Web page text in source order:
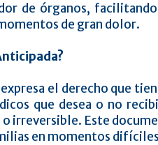
de órganos,
de gran dolor.
el derecho que
que desea o no
irreversible. Este
en momentos